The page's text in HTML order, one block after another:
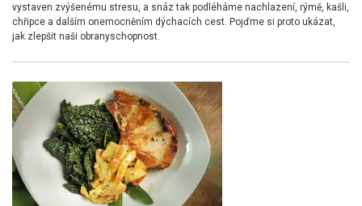
vystaven zvýšenému stresu, a snáz tak podléháme nachlazení, rýmě, kašli,
chřipce a dalším onemocněním dýchacích cest. Pojďme si proto ukázat,
jak zlepšit naši obranyschopnost.